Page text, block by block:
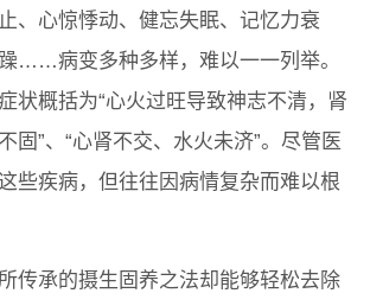
、心惊悸动、健忘失眠、记忆力衰
……病变多种多样，难以一一列举。
状概括为“心火过旺导致神志不清，肾
固”、“心肾不交、水火未济”。尽管医
些疾病，但往往因病情复杂而难以根
传承的摄生固养之法却能够轻松去除